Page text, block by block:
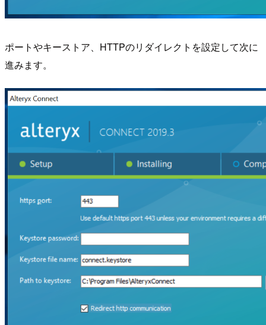
ポートやキーストア、HTTPのリダイレクトを設定して次に
進みます。